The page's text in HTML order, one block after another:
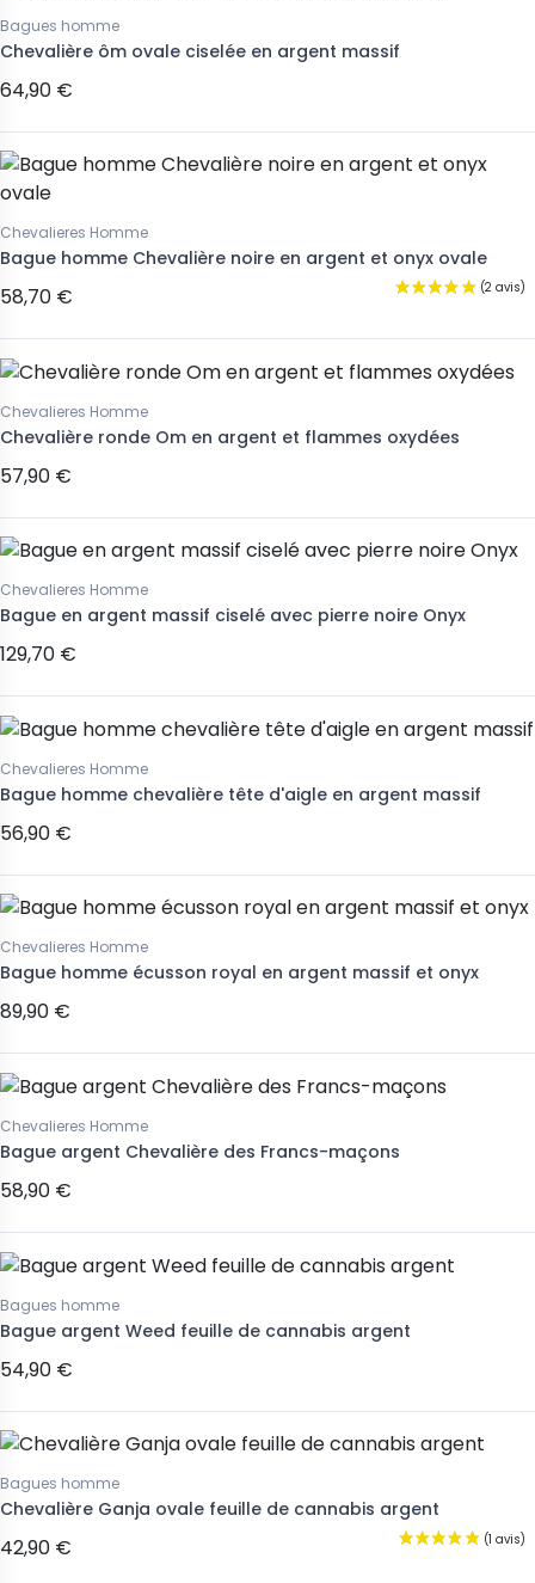
Bagues homme
Chevalière ôm ovale ciselée en argent massif
64,90 €
Chevalieres Homme
Bague homme Chevalière noire en argent et onyx ovale
58,70 €
Chevalieres Homme
Chevalière ronde Om en argent et flammes oxydées
57,90 €
Chevalieres Homme
Bague en argent massif ciselé avec pierre noire Onyx
129,70 €
Chevalieres Homme
Bague homme chevalière tête d'aigle en argent massif
56,90 €
Chevalieres Homme
Bague homme écusson royal en argent massif et onyx
89,90 €
Chevalieres Homme
Bague argent Chevalière des Francs-maçons
58,90 €
Bagues homme
Bague argent Weed feuille de cannabis argent
54,90 €
Bagues homme
Chevalière Ganja ovale feuille de cannabis argent
42,90 €